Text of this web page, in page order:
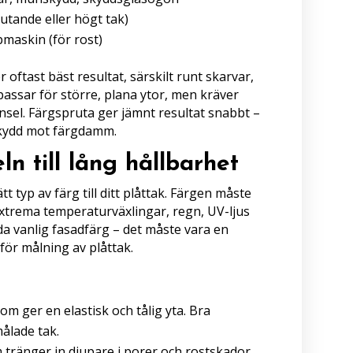
eller högt tak)
(för rost)
oftast bäst resultat, särskilt runt skarvar,
för större, plana ytor, men kräver
Färgspruta ger jämnt resultat snabbt –
mot färgdamm.
till lång hållbarhet
typ av färg till ditt plåttak. Färgen måste
temperaturväxlingar, regn, UV-ljus
vanlig fasadfärg – det måste vara en
målning av plåttak.
ger en elastisk och tålig yta. Bra
tak.